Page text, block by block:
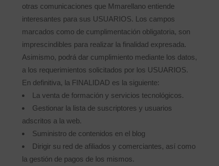
otras comunicaciones que Mmarellano entiende
interesantes para sus USUARIOS. Los campos
marcados como de cumplimentación obligatoria, son
imprescindibles para realizar la finalidad expresada.
Asimismo, podrá dar cumplimiento mediante los datos,
a los requerimientos solicitados por los USUARIOS.
En definitiva, la FINALIDAD es la siguiente:
La venta de formación y servicios tecnológicos.
Gestionar la lista de suscriptores y usuarios
adscritos a la web.
Suministro de contenidos en el blog
Dirigir su red de afiliados y comerciantes, así como
la gestión de pagos de los mismos.